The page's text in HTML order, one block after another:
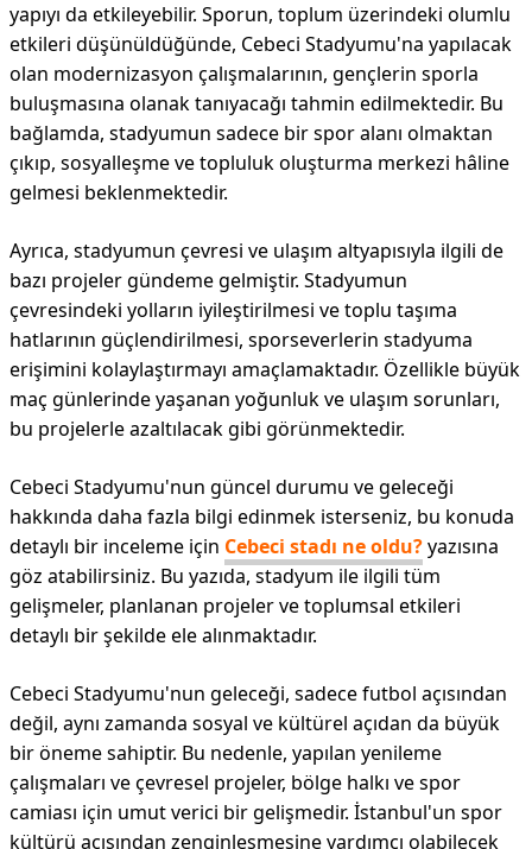
yapıyı da etkileyebilir. Sporun, toplum üzerindeki olumlu
etkileri düşünüldüğünde, Cebeci Stadyumu'na yapılacak
olan modernizasyon çalışmalarının, gençlerin sporla
buluşmasına olanak tanıyacağı tahmin edilmektedir. Bu
bağlamda, stadyumun sadece bir spor alanı olmaktan
çıkıp, sosyalleşme ve topluluk oluşturma merkezi hâline
gelmesi beklenmektedir.
Ayrıca, stadyumun çevresi ve ulaşım altyapısıyla ilgili de
bazı projeler gündeme gelmiştir. Stadyumun
çevresindeki yolların iyileştirilmesi ve toplu taşıma
hatlarının güçlendirilmesi, sporseverlerin stadyuma
erişimini kolaylaştırmayı amaçlamaktadır. Özellikle büyük
maç günlerinde yaşanan yoğunluk ve ulaşım sorunları,
bu projelerle azaltılacak gibi görünmektedir.
Cebeci Stadyumu'nun güncel durumu ve geleceği
hakkında daha fazla bilgi edinmek isterseniz, bu konuda
detaylı bir inceleme için Cebeci stadı ne oldu?yazısına
göz atabilirsiniz. Bu yazıda, stadyum ile ilgili tüm
gelişmeler, planlanan projeler ve toplumsal etkileri
detaylı bir şekilde ele alınmaktadır.
Cebeci Stadyumu'nun geleceği, sadece futbol açısından
değil, aynı zamanda sosyal ve kültürel açıdan da büyük
bir öneme sahiptir. Bu nedenle, yapılan yenileme
çalışmaları ve çevresel projeler, bölge halkı ve spor
camiası için umut verici bir gelişmedir. İstanbul'un spor
kültürü açısından zenginleşmesine yardımcı olabilecek